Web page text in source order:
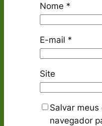
Nome *
E-mail *
Site
Salvar
navegador